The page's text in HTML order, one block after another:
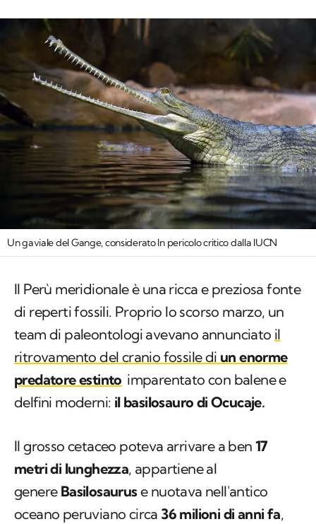
Un gaviale del Gange, considerato In pericolo critico dalla IUCN
Il Perù meridionale è una ricca e preziosa fonte
di reperti fossili. Proprio lo scorso marzo, un
team di paleontologi avevano annunciato il
ritrovamento del cranio fossile di un enorme
predatore estinto imparentato con balene e
delfini moderni: il basilosauro di Ocucaje.
Il grosso cetaceo poteva arrivare a ben 17
metri di lunghezza, appartiene al
genere Basilosauruse nuotava nell'antico
oceano peruviano circa 36 milioni di anni fa,